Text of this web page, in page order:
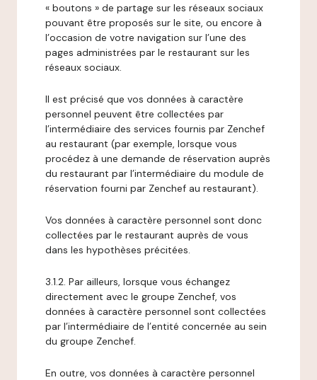
« boutons » de partage sur les réseaux sociaux
pouvant être proposés sur le site, ou encore à
l’occasion de votre navigation sur l’une des
pages administrées par le restaurant sur les
réseaux sociaux.
Il est précisé que vos données à caractère
personnel peuvent être collectées par
l’intermédiaire des services fournis par Zenchef
au restaurant (par exemple, lorsque vous
procédez à une demande de réservation auprès
du restaurant par l’intermédiaire du module de
réservation fourni par Zenchef au restaurant).
Vos données à caractère personnel sont donc
collectées par le restaurant auprès de vous
dans les hypothèses précitées.
3.1.2. Par ailleurs, lorsque vous échangez
directement avec le groupe Zenchef, vos
données à caractère personnel sont collectées
par l’intermédiaire de l’entité concernée au sein
du groupe Zenchef.
En outre, vos données à caractère personnel